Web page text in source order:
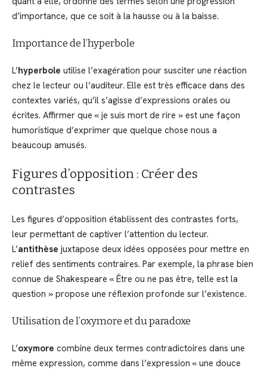
d’importance, que ce soit à la hausse ou à la baisse.
Importance de l’hyperbole
L’hyperbole utilise l’exagération pour susciter une réaction
chez le lecteur ou l’auditeur. Elle est très efficace dans des
contextes variés, qu’il s’agisse d’expressions orales ou
écrites. Affirmer que « je suis mort de rire » est une façon
humoristique d’exprimer que quelque chose nous a
beaucoup amusés.
Figures d’opposition : Créer des
contrastes
Les figures d’opposition établissent des contrastes forts,
leur permettant de captiver l’attention du lecteur.
L’antithèse juxtapose deux idées opposées pour mettre en
relief des sentiments contraires. Par exemple, la phrase bien
connue de Shakespeare « Être ou ne pas être, telle est la
question » propose une réflexion profonde sur l’existence.
Utilisation de l’oxymore et du paradoxe
L’oxymore combine deux termes contradictoires dans une
même expression, comme dans l’expression « une douce